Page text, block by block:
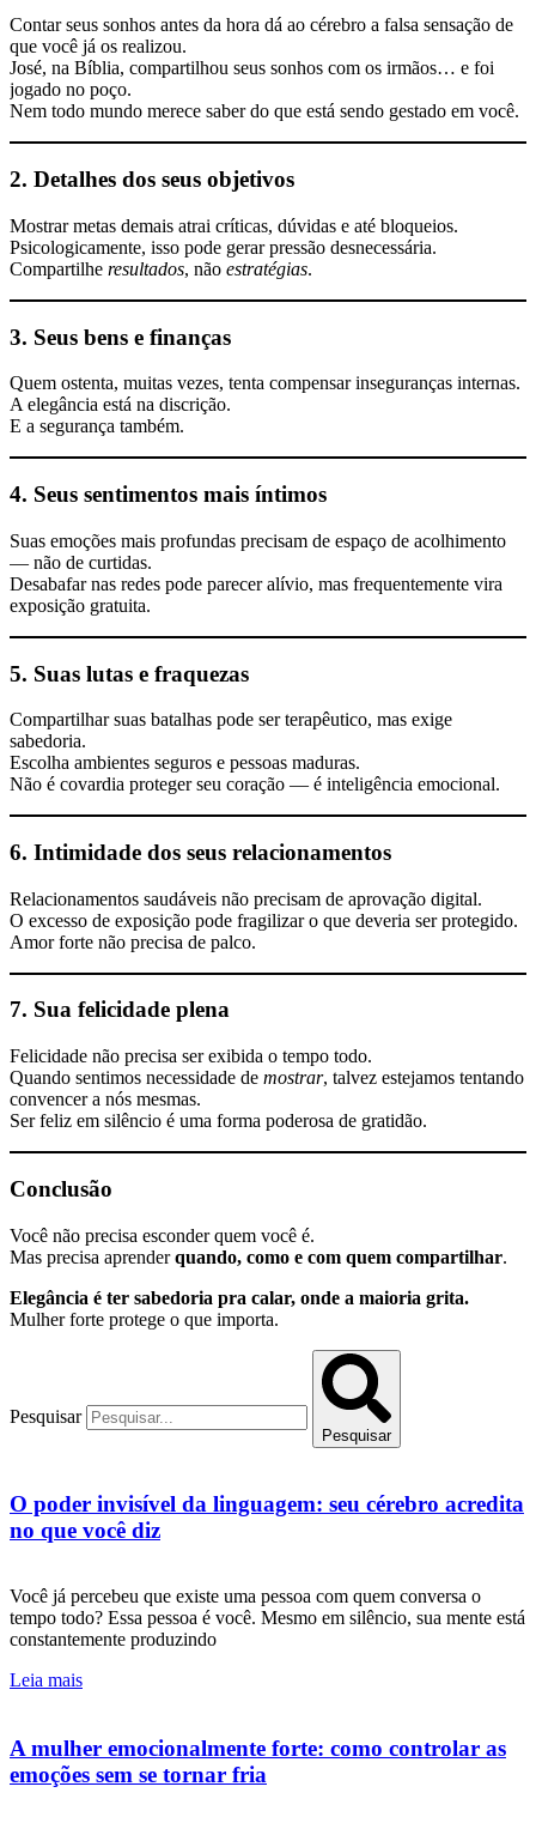
Contar seus sonhos antes da hora dá ao cérebro a falsa sensação de
que você já os realizou.
José, na Bíblia, compartilhou seus sonhos com os irmãos… e foi
jogado no poço.
Nem todo mundo merece saber do que está sendo gestado em você.
2. Detalhes dos seus objetivos
Mostrar metas demais atrai críticas, dúvidas e até bloqueios.
Psicologicamente, isso pode gerar pressão desnecessária.
Compartilhe resultados, não estratégias.
3. Seus bens e finanças
Quem ostenta, muitas vezes, tenta compensar inseguranças internas.
A elegância está na discrição.
E a segurança também.
4. Seus sentimentos mais íntimos
Suas emoções mais profundas precisam de espaço de acolhimento
— não de curtidas.
Desabafar nas redes pode parecer alívio, mas frequentemente vira
exposição gratuita.
5. Suas lutas e fraquezas
Compartilhar suas batalhas pode ser terapêutico, mas exige
sabedoria.
Escolha ambientes seguros e pessoas maduras.
Não é covardia proteger seu coração — é inteligência emocional.
6. Intimidade dos seus relacionamentos
Relacionamentos saudáveis não precisam de aprovação digital.
O excesso de exposição pode fragilizar o que deveria ser protegido.
Amor forte não precisa de palco.
7. Sua felicidade plena
Felicidade não precisa ser exibida o tempo todo.
Quando sentimos necessidade de mostrar, talvez estejamos tentando
convencer a nós mesmas.
Ser feliz em silêncio é uma forma poderosa de gratidão.
Conclusão
Você não precisa esconder quem você é.
Mas precisa aprenderquando, como e com quem compartilhar.
Elegância é ter sabedoria pra calar, onde a maioria grita.
Mulher forte protege o que importa.
Pesquisar
Pesquisar
O poder invisível da linguagem: seu cérebro acredita
no que você diz
Você já percebeu que existe uma pessoa com quem conversa o
tempo todo? Essa pessoa é você. Mesmo em silêncio, sua mente está
constantemente produzindo
Leia mais
A mulher emocionalmente forte: como controlar as
emoções sem se tornar fria